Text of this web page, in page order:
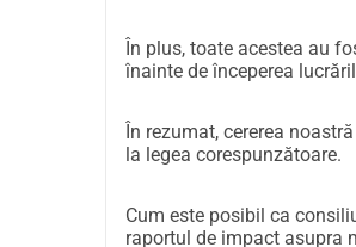
În plus, toate acestea au
înainte de începerea
În rezumat, cererea
la legea corespunzătoare.
Cum este posibil ca
raportul de impact asupra